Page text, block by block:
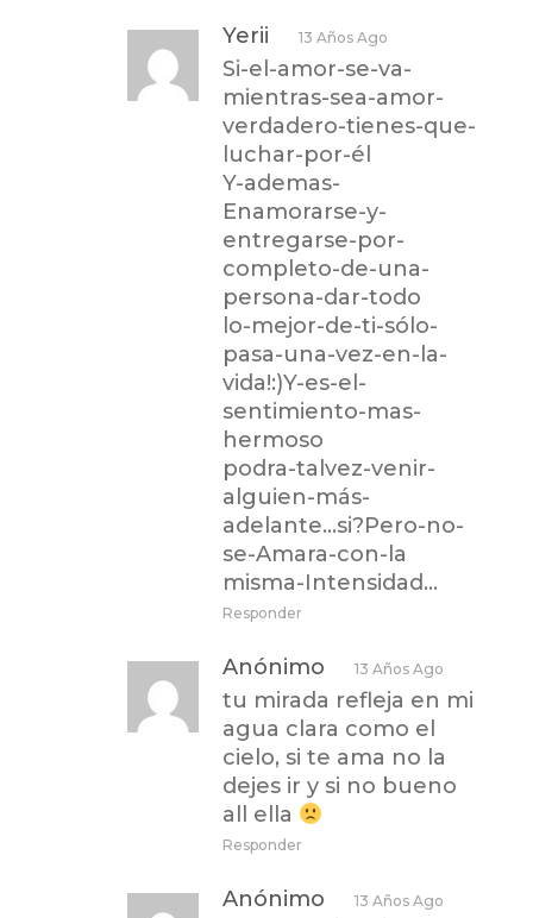
Yerii 13 Años Ago
Si-el-amor-se-va-
mientras-sea-amor-
verdadero-tienes-que-
luchar-por-él
Y-ademas-
Enamorarse-y-
entregarse-por-
completo-de-una-
persona-dar-todo
lo-mejor-de-ti-sólo-
pasa-una-vez-en-la-
vida!:)Y-es-el-
sentimiento-mas-
hermoso
podra-talvez-venir-
alguien-más-
adelante…si?Pero-no-
se-Amara-con-la
misma-Intensidad…
Responder
Anónimo 13 Años Ago
tu mirada refleja en mi
agua clara como el
cielo, si te ama no la
dejes ir y si no bueno
all ella
Responder
Anónimo 13 Años Ago